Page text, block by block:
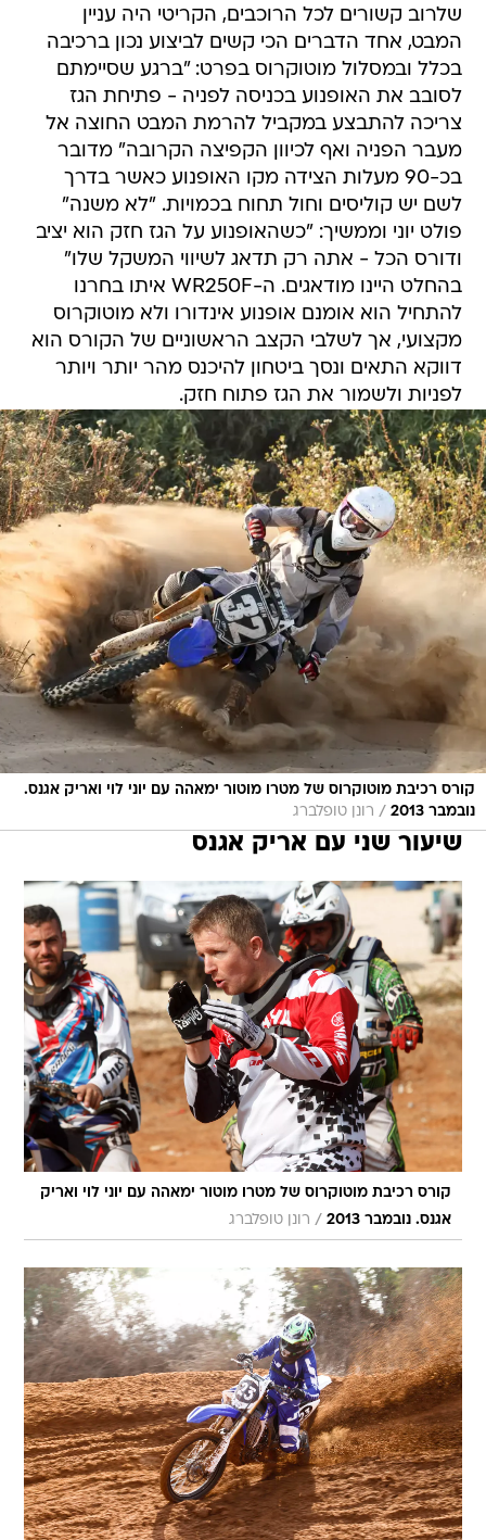
שלרוב קשורים לכל הרוכבים, הקריטי היה עניין
המבט, אחד הדברים הכי קשים לביצוע נכון ברכיבה
בכלל ובמסלול מוטוקרוס בפרט: "ברגע שסיימתם
לסובב את האופנוע בכניסה לפניה - פתיחת הגז
צריכה להתבצע במקביל להרמת המבט החוצה אל
מעבר הפניה ואף לכיוון הקפיצה הקרובה" מדובר
בכ-90 מעלות הצידה מקו האופנוע כאשר בדרך
לשם יש קוליסים וחול תחוח בכמויות. "לא משנה"
פולט יוני וממשיך: "כשהאופנוע על הגז חזק הוא יציב
ודורס הכל - אתה רק תדאג לשיווי המשקל שלו"
בהחלט היינו מודאגים. ה-WR250F איתו בחרנו
להתחיל הוא אומנם אופנוע אינדורו ולא מוטוקרוס
מקצועי, אך לשלבי הקצב הראשוניים של הקורס הוא
דווקא התאים ונסך ביטחון להיכנס מהר יותר ויותר
לפניות ולשמור את הגז פתוח חזק.
קורס רכיבת מוטוקרוס של מטרו מוטור ימאהה עם יוני לוי ואריק אגנס.
נובמבר 2013
/ רונן טופלברג
שיעור שני עם אריק אגנס
קורס רכיבת מוטוקרוס של מטרו מוטור ימאהה עם יוני לוי ואריק
אגנס. נובמבר 2013
/ רונן טופלברג